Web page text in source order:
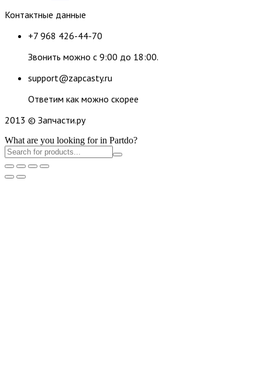
Контактные данные
+7 968 426-44-70
Звонить можно с 9:00 до 18:00.
support@zapcasty.ru
Ответим как можно скорее
2013 © Запчасти.ру
What are you looking for in Partdo?